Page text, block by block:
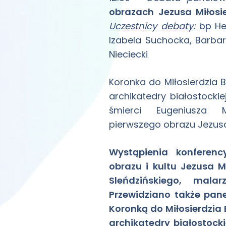
obrazach Jezusa
Uczestnicy debaty:bp
Izabela Suchocka,
Nieciecki
Koronka do Miłosierdzia
archikatedry
śmierci Eugeniusza
pierwszego obrazu
Wystąpienia
obrazu i kultu Jezusa
Sleńdzińskiego,
Przewidziano także
Koronką do
archikatedry